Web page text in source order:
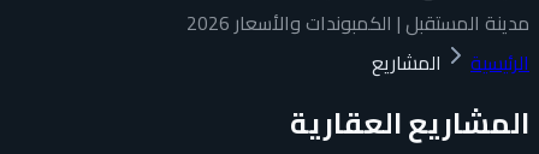
مدينة المستقبل | الكمبوندات والأسعار 2026
الرئيسية
المشاريع
المشاريع العقارية